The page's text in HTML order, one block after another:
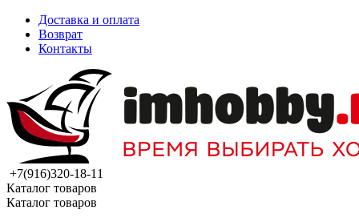
Доставка и оплата
Возврат
Контакты
+7(916)320-18-11
Каталог товаров
Каталог товаров